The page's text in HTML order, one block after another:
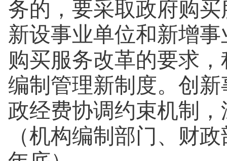
务的，要采取政府购
新设事业单位和新增
购买服务改革的要求
编制管理新制度。创
政经费协调约束机制
（机构编制部门、财